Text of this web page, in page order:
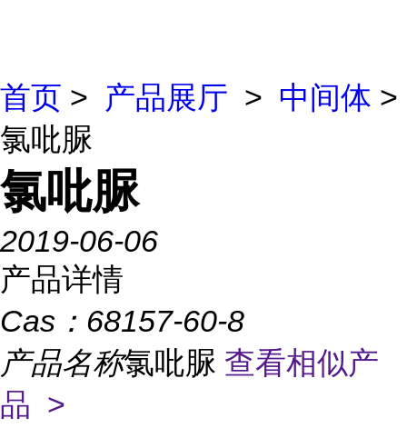
首页 > 产品展厅 > 中间体 >
氯吡脲
氯吡脲
2019-06-06
产品详情
Cas： 68157-60-8
产品名称氯吡脲 查看相似产
品 >